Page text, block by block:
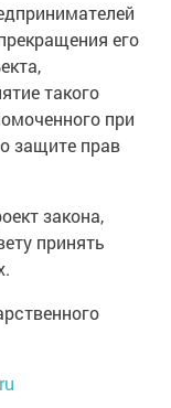
его
такого
при
защите прав
закона,
принять